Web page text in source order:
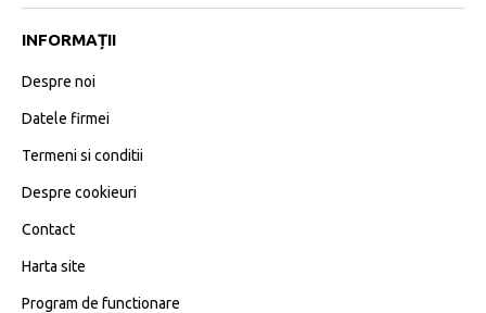
INFORMAȚII
Despre noi
Datele firmei
Termeni si conditii
Despre cookieuri
Contact
Harta site
Program de functionare